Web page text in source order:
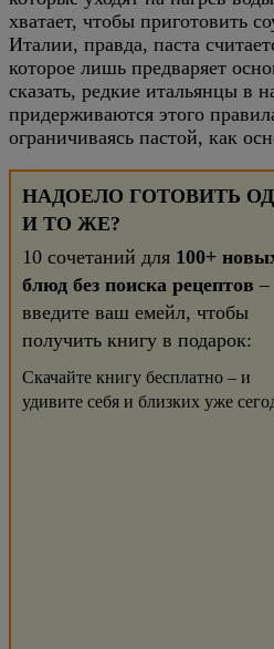
хватает, чтобы приготовить
Италии, правда, паста
которое лишь предваряет
сказать, редкие итальянцы в
придерживаются этого
ограничиваясь пастой, как
НАДОЕЛО ГОТОВИТЬ
И ТО ЖЕ?
10 сочетаний для 100+
блюд без поиска рецептов –
введите ваш емейл, чтобы
получить книгу в подарок:
Скачайте книгу бесплатно – и
удивите себя и близких уже